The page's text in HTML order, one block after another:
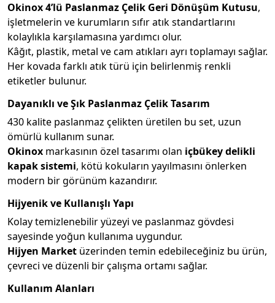
Okinox 4’lü Paslanmaz Çelik Geri Dönüşüm Kutusu,
işletmelerin ve kurumların sıfır atık standartlarını
kolaylıkla karşılamasına yardımcı olur.
Kâğıt, plastik, metal ve cam atıkları ayrı toplamayı sağlar.
Her kovada farklı atık türü için belirlenmiş renkli
etiketler bulunur.
Dayanıklı ve Şık Paslanmaz Çelik Tasarım
430 kalite paslanmaz çelikten üretilen bu set, uzun
ömürlü kullanım sunar.
Okinox markasının özel tasarımı olan içbükey delikli
kapak sistemi, kötü kokuların yayılmasını önlerken
modern bir görünüm kazandırır.
Hijyenik ve Kullanışlı Yapı
Kolay temizlenebilir yüzeyi ve paslanmaz gövdesi
sayesinde yoğun kullanıma uygundur.
Hijyen Market üzerinden temin edebileceğiniz bu ürün,
çevreci ve düzenli bir çalışma ortamı sağlar.
Kullanım Alanları